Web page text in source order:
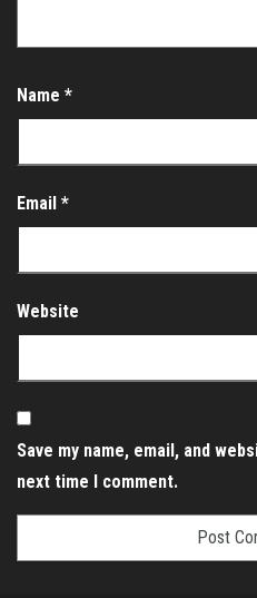
Name *
Email *
Website
Save my name, email, and
next time I comment.